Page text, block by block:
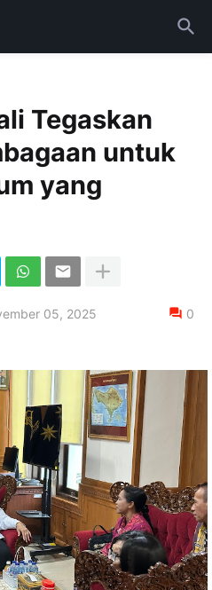
Tegaskan
untuk
yang
05, 2025 0